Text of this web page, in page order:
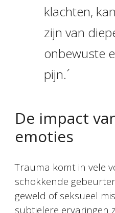
klachten,
zijn van
onbewuste
pijn.´
De impact
emoties
Trauma komt in vele
schokkende
geweld of seksueel
subtielere ervaringen